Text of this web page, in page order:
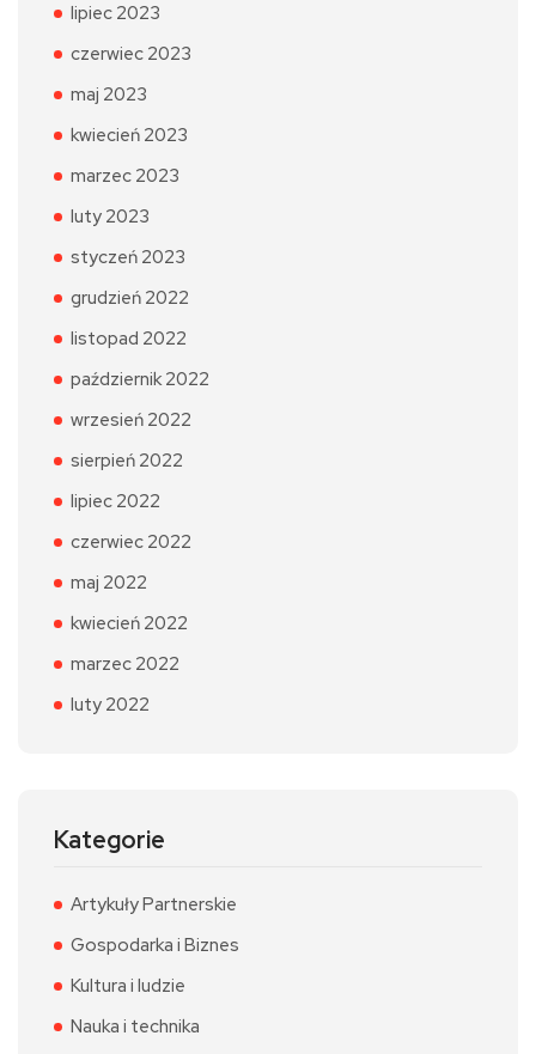
lipiec 2023
czerwiec 2023
maj 2023
kwiecień 2023
marzec 2023
luty 2023
styczeń 2023
grudzień 2022
listopad 2022
październik 2022
wrzesień 2022
sierpień 2022
lipiec 2022
czerwiec 2022
maj 2022
kwiecień 2022
marzec 2022
luty 2022
Kategorie
Artykuły Partnerskie
Gospodarka i Biznes
Kultura i ludzie
Nauka i technika